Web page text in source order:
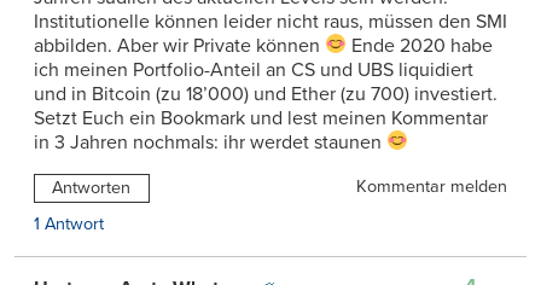
Institutionelle können leider nicht raus, müssen den SMI
abbilden. Aber wir Private können
Ende 2020 habe
ich meinen Portfolio-Anteil an CS und UBS liquidiert
und in Bitcoin (zu 18’000) und Ether (zu 700) investiert.
Setzt Euch ein Bookmark und lest meinen Kommentar
in 3 Jahren nochmals: ihr werdet staunen
Antworten
Kommentar melden
1 Antwort